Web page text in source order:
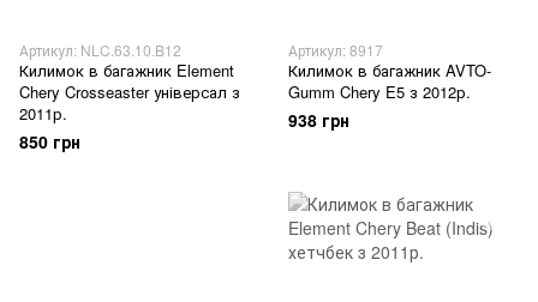
Артикул: NLC.63.10.B12
Килимок в багажник Element
Chery Crosseaster універсал з
2011р.
850 грн
Артикул: 8917
Килимок в багажник AVTO-
Gumm Chery E5 з 2012р.
938 грн